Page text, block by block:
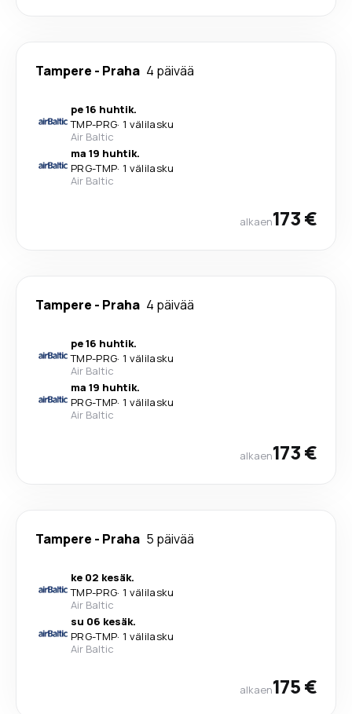
Tampere - Praha 4 päivää
pe 16 huhtik.
TMP-PRG· 1 välilasku
Air Baltic
ma 19 huhtik.
PRG-TMP· 1 välilasku
Air Baltic
alkaen173 €
Tampere - Praha 4 päivää
pe 16 huhtik.
TMP-PRG· 1 välilasku
Air Baltic
ma 19 huhtik.
PRG-TMP· 1 välilasku
Air Baltic
alkaen173 €
Tampere - Praha 5 päivää
ke 02 kesäk.
TMP-PRG· 1 välilasku
Air Baltic
su 06 kesäk.
PRG-TMP· 1 välilasku
Air Baltic
alkaen175 €